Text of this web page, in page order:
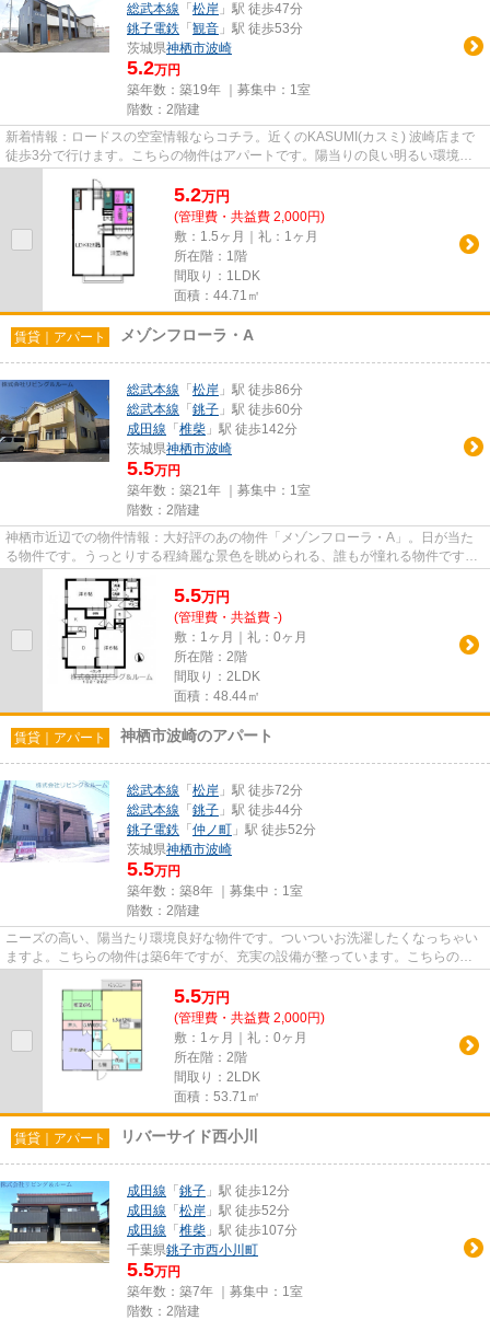
総武本線 「 松岸 」駅 徒歩47分
銚子電鉄 「 観音 」駅 徒歩53分
茨城県神栖市波崎
5.2万円
築年数：築19年 ｜募集中： 1室
階数：2階建
新着情報：ロードスの空室情報ならコチラ。近くのKASUMI(カスミ) 波崎店まで
徒歩3分で行けます。こちらの物件はアパートです。陽当りの良い明るい環境が
5.2万円
(管理費・共益費 2,000円)
敷：1.5ヶ月｜礼：1ヶ月
所在階：1階
間取り：1LDK
面積：44.71㎡
賃貸｜アパート メゾンフローラ・A
総武本線 「 松岸 」駅 徒歩86分
総武本線 「 銚子 」駅 徒歩60分
成田線 「 椎柴 」駅 徒歩142分
茨城県神栖市波崎
5.5万円
築年数：築21年 ｜募集中： 1室
階数：2階建
神栖市近辺での物件情報：大好評のあの物件「メゾンフローラ・A」。日が当た
る物件です。うっとりする程綺麗な景色を眺められる、誰もが憧れる物件です。
こちらの物件はアパートです。...
5.5万円
(管理費・共益費 -)
敷：1ヶ月｜礼：0ヶ月
所在階：2階
間取り：2LDK
面積：48.44㎡
賃貸｜アパート 神栖市波崎のアパート
総武本線 「 松岸 」駅 徒歩72分
総武本線 「 銚子 」駅 徒歩44分
銚子電鉄 「 仲ノ町 」駅 徒歩52分
茨城県神栖市波崎
5.5万円
築年数：築8年 ｜募集中： 1室
階数：2階建
ニーズの高い、陽当たり環境良好な物件です。ついついお洗濯したくなっちゃい
ますよ。こちらの物件は築6年ですが、充実の設備が整っています。こちらの物
5.5万円
(管理費・共益費 2,000円)
敷：1ヶ月｜礼：0ヶ月
所在階：2階
間取り：2LDK
面積：53.71㎡
賃貸｜アパート リバーサイド西小川
成田線 「 銚子 」駅 徒歩12分
成田線 「 松岸 」駅 徒歩52分
成田線 「 椎柴 」駅 徒歩107分
千葉県銚子市西小川町
5.5万円
築年数：築7年 ｜募集中： 1室
階数：2階建